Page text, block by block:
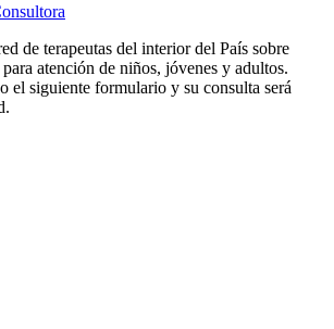
de terapeutas del interior del País sobre
atención de niños, jóvenes y adultos.
el siguiente formulario y su consulta será